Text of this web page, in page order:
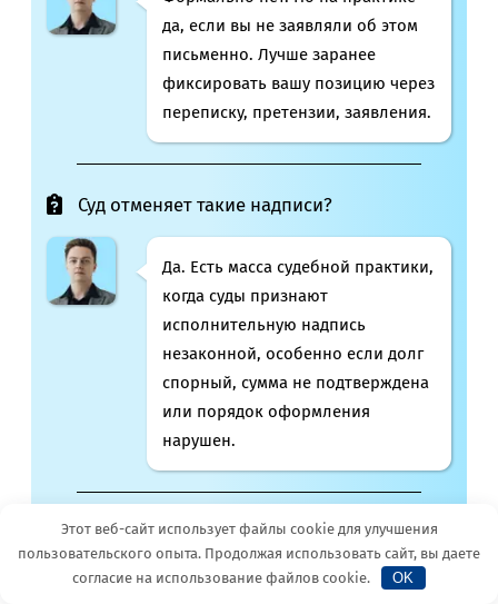
да, если вы не заявляли об этом
письменно. Лучше заранее
фиксировать вашу позицию через
переписку, претензии, заявления.
Суд отменяет такие надписи?
Да. Есть масса судебной практики,
когда суды признают
исполнительную надпись
незаконной, особенно если долг
спорный, сумма не подтверждена
или порядок оформления
нарушен.
Нотариус несёт ответственность, если
сделал незаконную надпись?
Этот веб-сайт использует файлы cookie для улучшения
пользовательского опыта. Продолжая использовать сайт, вы даете
согласие на использование файлов cookie.
OK
MAX Telegram